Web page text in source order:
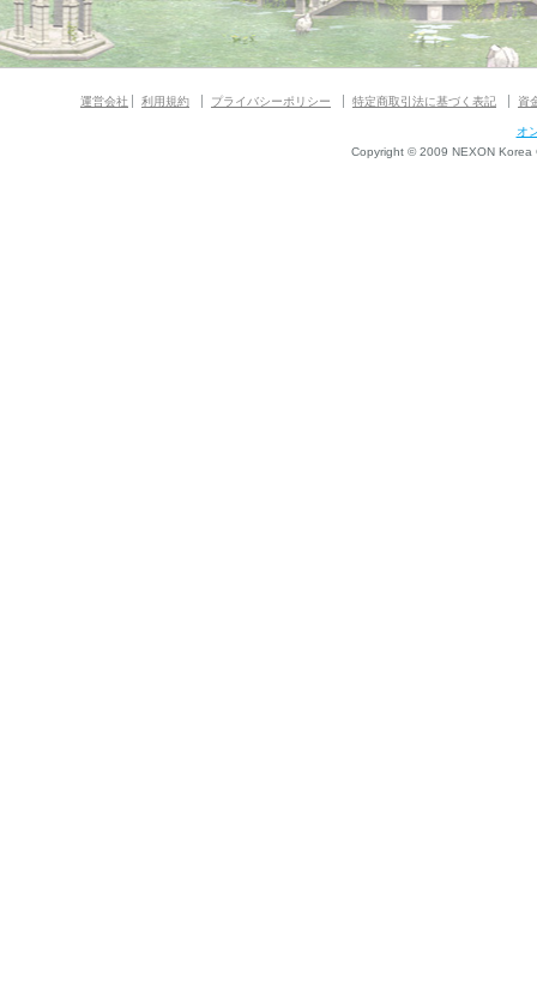
運営会社 利用規約 プライバシーポリシー 特定商取引法に基づく表記 資
オ
Copyright © 2009 NEXON Korea